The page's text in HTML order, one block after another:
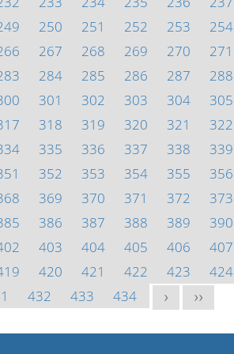
250 251 252 253 254
267 268 269 270 271
284 285 286 287 288
301 302 303 304 305
318 319 320 321 322
335 336 337 338 339
352 353 354 355 356
369 370 371 372 373
386 387 388 389 390
403 404 405 406 407
420 421 422 423 424
432 433 434 > >>